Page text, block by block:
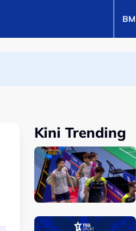
BM
Kini Trending